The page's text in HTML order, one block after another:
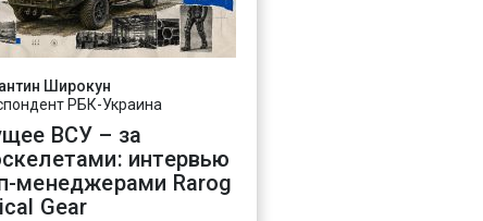
Широкун
РБК-Украина
ВСУ – за
интервью
менеджерами Rarog
Gear